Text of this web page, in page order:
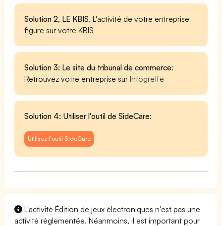
Solution 2, LE KBIS. L'activité de votre entreprise
figure sur votre KBIS
Solution 3: Le site du tribunal de commerce:
Retrouvez votre entreprise surInfogreffe
Solution 4: Utiliser l'outil de SideCare:
Utilisez l'outil SideCare
L'activité Édition de jeux électroniques n'est pas une
activité réglementée. Néanmoins, il est important pour